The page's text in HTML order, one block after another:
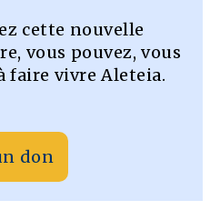
cette nouvelle
vous pouvez, vous
faire vivre Aleteia.
don